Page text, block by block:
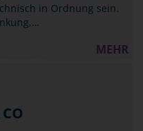
in Ordnung sein.
MEHR